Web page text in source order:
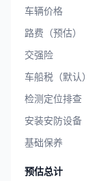
车辆价格
路费（预估）
交强险
车船税（默认）
检测定位排查
安装安防设备
基础保养
预估总计